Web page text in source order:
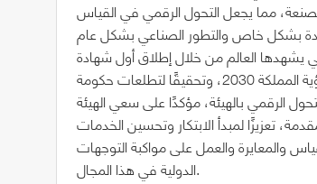
مما يجعل التحول الرقمي في القياس
يشهدها العالم من خلال إطلاق أول شهادة
معايرة رقمية على مستوى المملكة لمواكبة التوجهات الإستراتيجية التي تضمنتها رؤية المملكة 2030، وتحقيقًا لتطلعات حكومة
الرقمي بالهيئة، مؤكدًا على سعي الهيئة
تعزيزًا لمبدأ الابتكار وتحسين الخدمات
والمعايرة والعمل على مواكبة التوجهات
الدولية في هذا المجال.